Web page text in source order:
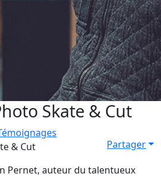
Skate & Cut
& Cut
Partager
Pernet, auteur du talentueux